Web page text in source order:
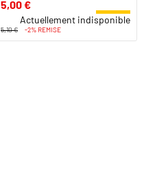
5,00 €
Actuellement indisponible
5,10 € -2% REMISE